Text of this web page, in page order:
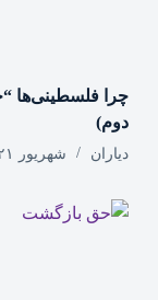
چرا فلسطینی‌ها
دوم)
دیاران شهریور ۲۱, ۱۴۰۳